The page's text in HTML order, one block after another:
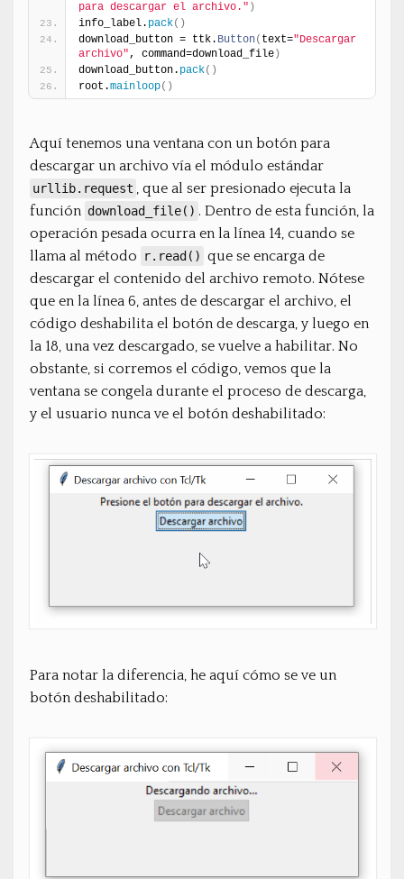
para descargar el archivo." )
info_label. pack( )
download_button = ttk. Button( text="Descargar
archivo", command=download_file )
download_button. pack( )
root.mainloop( )
Aquí tenemos una ventana con un botón para
descargar un archivo vía el módulo estándar
urllib.request , que al ser presionado ejecuta la
función download_file() . Dentro de esta función, la
operación pesada ocurra en la línea 14, cuando se
llama al método
r.read() que se encarga de
descargar el contenido del archivo remoto. Nótese
que en la línea 6, antes de descargar el archivo, el
código deshabilita el botón de descarga, y luego en
la 18, una vez descargado, se vuelve a habilitar. No
obstante, si corremos el código, vemos que la
ventana se congela durante el proceso de descarga,
y el usuario nunca ve el botón deshabilitado:
Para notar la diferencia, he aquí cómo se ve un
botón deshabilitado: